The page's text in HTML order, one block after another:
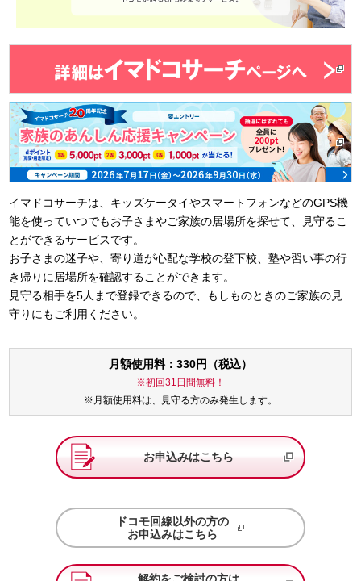
イマドコサーチは、キッズケータイやスマートフォンなどのGPS機
能を使っていつでもお子さまやご家族の居場所を探せて、見守るこ
とができるサービスです。
お子さまの迷子や、寄り道が心配な学校の登下校、塾や習い事の行
き帰りに居場所を確認することができます。
見守る相手を5人まで登録できるので、もしものときのご家族の見
守りにもご利用ください。
月額使用料：330円（税込）
※初回31日間無料！
※月額使用料は、見守る方のみ発生します。
お申込みはこちら
ドコモ回線以外の方の
お申込みはこちら